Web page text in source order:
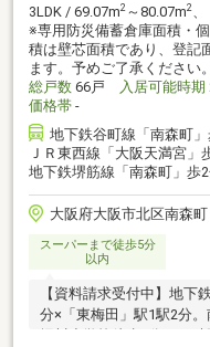
3LDK / 69.07m2 ～80.07m2
※専用防災備蓄倉庫面積・
積は壁芯面積であり、登記
ます。予めご了承ください。
総戸数 66戸 入居可能時期
価格帯 -
地下鉄谷町線「南森町」
ＪＲ東西線「大阪天満宮」
地下鉄堺筋線「南森町」歩
大阪府大阪市北区南森町
スーパーまで徒歩5分
以内
【資料請求受付中】地下
分×「東梅田」駅1駅2分。
堀川小学校徒歩6分／24